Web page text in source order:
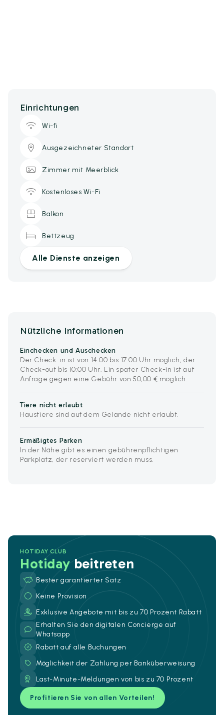
Einrichtungen
Wi-fi
Ausgezeichneter Standort
Zimmer mit Meerblick
Kostenloses Wi-Fi
Balkon
Bettzeug
Alle Dienste anzeigen
Nützliche Informationen
Einchecken und Auschecken
Der Check-in ist von 14:00 bis 17:00 Uhr möglich, der
Check-out bis 10:00 Uhr. Ein später Check-in ist auf
Anfrage gegen eine Gebühr von 50,00 € möglich.
Tiere nicht erlaubt
Haustiere sind auf dem Gelände nicht erlaubt.
Ermäßigtes Parken
In der Nähe gibt es einen gebührenpflichtigen
Parkplatz, der reserviert werden muss.
HOTIDAY CLUB
Hotidaybeitreten
Bester garantierter Satz
Keine Provision
Exklusive Angebote mit bis zu 70 Prozent Rabatt
Erhalten Sie den digitalen Concierge auf
Whatsapp
Rabatt auf alle Buchungen
Möglichkeit der Zahlung per Banküberweisung
Last-Minute-Meldungen von bis zu 70 Prozent
Profitieren Sie von allen Vorteilen!